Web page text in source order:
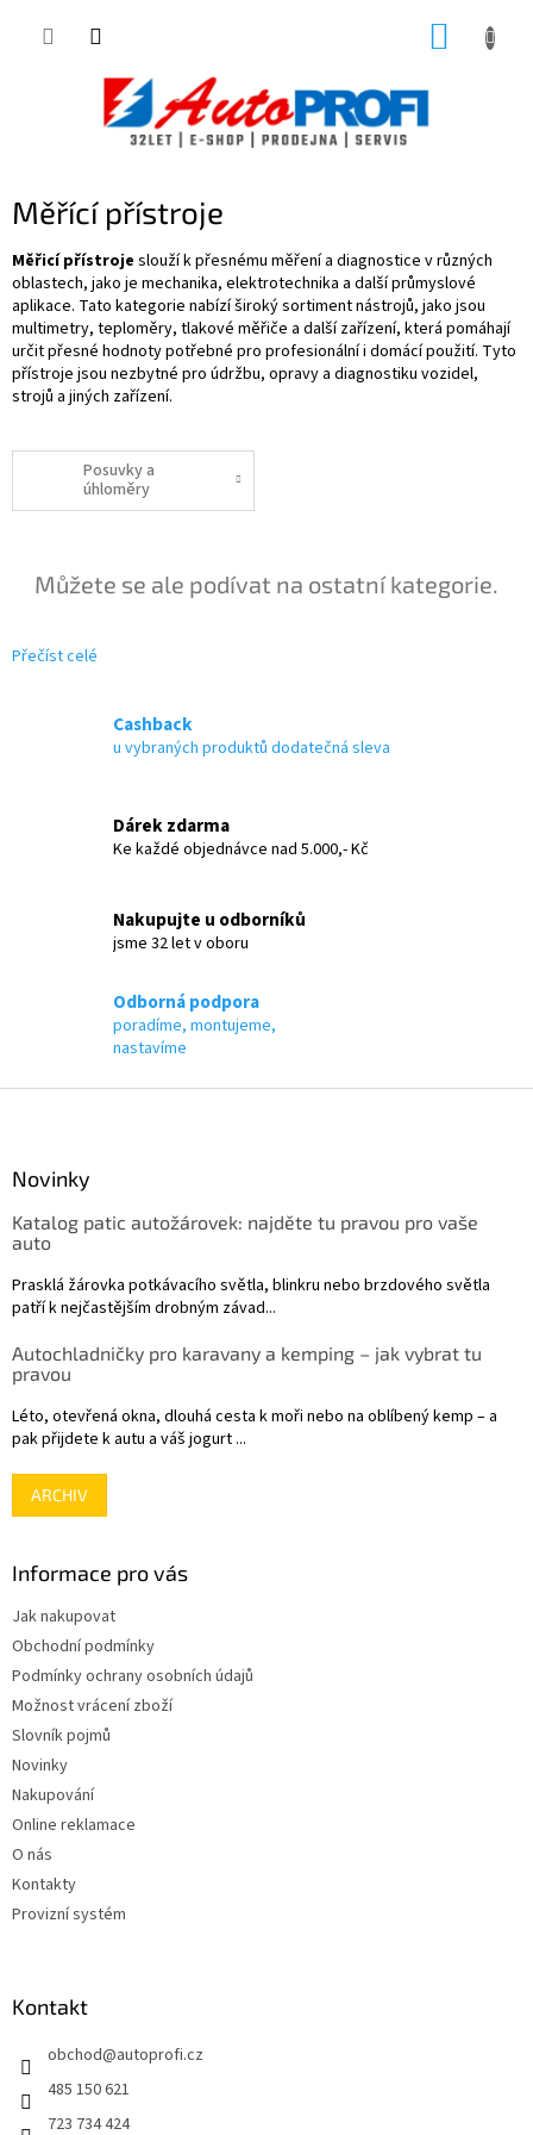
Měřící přístroje
Měřicí přístroje slouží k přesnému měření a diagnostice v různých
oblastech, jako je mechanika, elektrotechnika a další průmyslové
aplikace. Tato kategorie nabízí široký sortiment nástrojů, jako jsou
multimetry, teploměry, tlakové měřiče a další zařízení, která pomáhají
určit přesné hodnoty potřebné pro profesionální i domácí použití. Tyto
přístroje jsou nezbytné pro údržbu, opravy a diagnostiku vozidel,
strojů a jiných zařízení.
Posuvky a
úhloměry
Můžete se ale podívat na ostatní kategorie.
Přečíst celé
Cashback
u vybraných produktů dodatečná sleva
Dárek zdarma
Ke každé objednávce nad 5.000,- Kč
Nakupujte u odborníků
jsme 32 let v oboru
Odborná podpora
poradíme, montujeme,
nastavíme
Novinky
Katalog patic autožárovek: najděte tu pravou pro vaše
auto
Prasklá žárovka potkávacího světla, blinkru nebo brzdového světla
patří k nejčastějším drobným závad...
Autochladničky pro karavany a kemping – jak vybrat tu
pravou
Léto, otevřená okna, dlouhá cesta k moři nebo na oblíbený kemp – a
pak přijdete k autu a váš jogurt ...
ARCHIV
Informace pro vás
Jak nakupovat
Obchodní podmínky
Podmínky ochrany osobních údajů
Možnost vrácení zboží
Slovník pojmů
Novinky
Nakupování
Online reklamace
O nás
Kontakty
Provizní systém
Kontakt
obchod@autoprofi.cz
485 150 621
723 734 424